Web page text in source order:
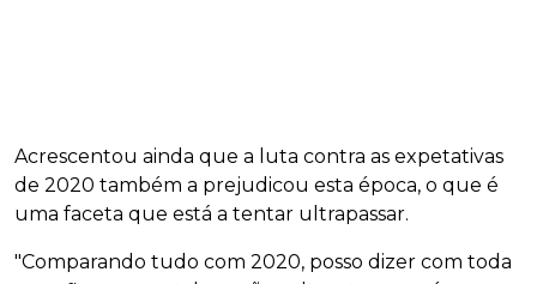
Acrescentou ainda que a luta contra as expetativas
de 2020 também a prejudicou esta época, o que é
uma faceta que está a tentar ultrapassar.
"Comparando tudo com 2020, posso dizer com toda